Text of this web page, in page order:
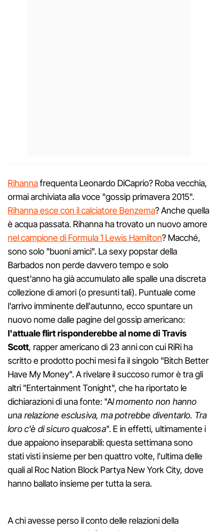
Rihannafrequenta Leonardo DiCaprio? Roba vecchia,
ormai archiviata alla voce "gossip primavera 2015".
Rihanna esce con il calciatore Benzema? Anche quella
è acqua passata. Rihanna ha trovato un nuovo amore
nel campione di Formula 1 Lewis Hamilton? Macché,
sono solo "buoni amici". La sexy popstar della
Barbados non perde davvero tempo e solo
quest'anno ha già accumulato alle spalle una discreta
collezione di amori (o presunti tali). Puntuale come
l'arrivo imminente dell'autunno, ecco spuntare un
nuovo nome dalle pagine del gossip americano:
l'attuale flirt risponderebbe al nome di Travis
Scott, rapper americano di 23 anni con cui RiRi ha
scritto e prodotto pochi mesi fa il singolo "Bitch Better
Have My Money". A rivelare il succoso rumor è tra gli
altri "Entertainment Tonight", che ha riportato le
dichiarazioni di una fonte: "Al momento non hanno
una relazione esclusiva, ma potrebbe diventarlo. Tra
loro c'è di sicuro qualcosa". E in effetti, ultimamente i
due appaiono inseparabili: questa settimana sono
stati visti insieme per ben quattro volte, l'ultima delle
quali al Roc Nation Block Partya New York City, dove
hanno ballato insieme per tutta la sera.
A chi avesse perso il conto delle relazioni della